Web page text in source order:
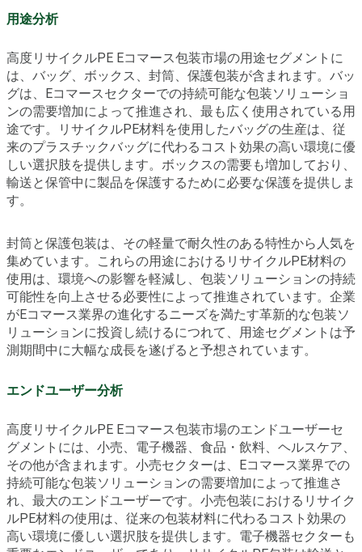
用途分析
高度リサイクルPE Eコマース包装市場の用途セグメントに
は、バッグ、ボックス、封筒、保護包装が含まれます。バッ
グは、Eコマースセクターでの持続可能な包装ソリューショ
ンの需要増加によって推進され、最も広く使用されている用
途です。リサイクルPE材料を使用したバッグの生産は、従
来のプラスチックバッグに代わるコスト効果の高い環境に優
しい選択肢を提供します。ボックスの需要も増加しており、
輸送と保管中に製品を保護するために必要な保護を提供しま
す。
封筒と保護包装は、その軽量で耐久性のある特性から人気を
集めています。これらの用途におけるリサイクルPE材料の
使用は、環境への影響を軽減し、包装ソリューションの持続
可能性を向上させる必要性によって推進されています。企業
がEコマース業界の進化するニーズを満たす革新的な包装ソ
リューションに投資し続けるにつれて、用途セグメントは予
測期間中に大幅な成長を遂げると予想されています。
エンドユーザー分析
高度リサイクルPE Eコマース包装市場のエンドユーザーセ
グメントには、小売、電子機器、食品・飲料、ヘルスケア、
その他が含まれます。小売セクターは、Eコマース業界での
持続可能な包装ソリューションの需要増加によって推進さ
れ、最大のエンドユーザーです。小売包装におけるリサイク
ルPE材料の使用は、従来の包装材料に代わるコスト効果の
高い環境に優しい選択肢を提供します。電子機器セクターも